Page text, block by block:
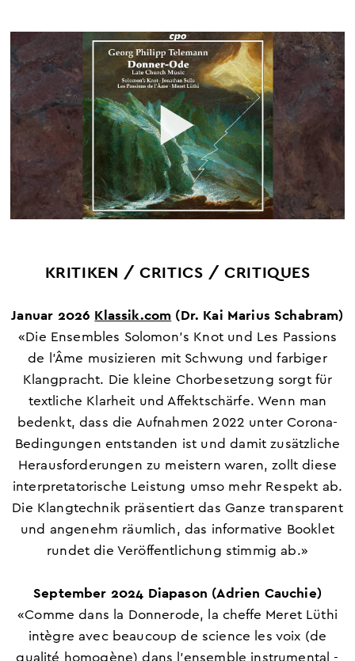
KRITIKEN / CRITICS / CRITIQUES
Januar 2026 Klassik.com (Dr. Kai Marius Schabram)
«Die Ensembles Solomon’s Knot und Les Passions
de l’Âme musizieren mit Schwung und farbiger
Klangpracht. Die kleine Chorbesetzung sorgt für
textliche Klarheit und Affektschärfe. Wenn man
bedenkt, dass die Aufnahmen 2022 unter Corona-
Bedingungen entstanden ist und damit zusätzliche
Herausforderungen zu meistern waren, zollt diese
interpretatorische Leistung umso mehr Respekt ab.
Die Klangtechnik präsentiert das Ganze transparent
und angenehm räumlich, das informative Booklet
rundet die Veröffentlichung stimmig ab.»
September 2024 Diapason (Adrien Cauchie)
«Comme dans la Donnerode, la cheffe Meret Lüthi
intègre avec beaucoup de science les voix (de
qualité homogène) dans l'ensemble instrumental -